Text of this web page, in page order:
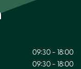
09:30 - 18:00
09:30 - 18:00